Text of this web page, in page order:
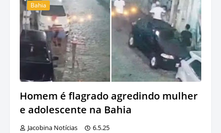
Bahia
Homem é flagrado agredindo mulher
e adolescente na Bahia
Jacobina Notícias
6.5.25